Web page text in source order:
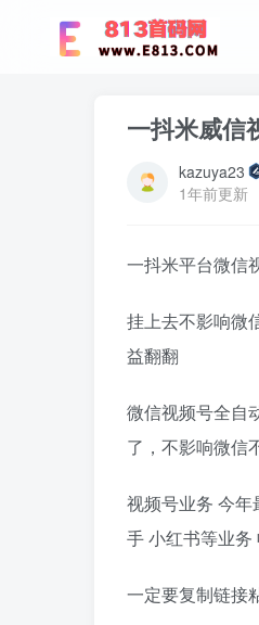
一抖米威信
kazuya23
1年前更新
一抖米平台微信
挂上去不影响微
益翻翻
微信视频号全自
了，不影响微信
视频号业务 今
手 小红书等业务
一定要复制链接